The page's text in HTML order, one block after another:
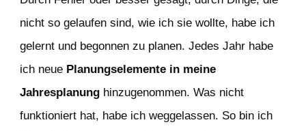
nicht so gelaufen sind, wie ich sie wollte, habe ich
gelernt und begonnen zu planen. Jedes Jahr habe
ich neue Planungselemente in meine
Jahresplanung hinzugenommen. Was nicht
funktioniert hat, habe ich weggelassen. So bin ich